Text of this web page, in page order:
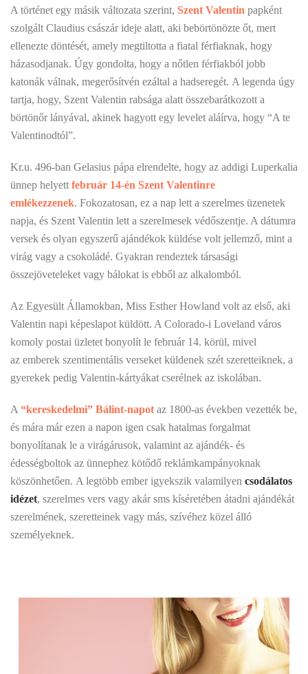
A történet egy másik változata szerint, Szent Valentin papként
szolgált Claudius császár ideje alatt, aki bebörtönözte őt, mert
ellenezte döntését, amely megtiltotta a fiatal férfiaknak, hogy
házasodjanak. Úgy gondolta, hogy a nőtlen férfiakból jobb
katonák válnak, megerősítvén ezáltal a hadseregét. A legenda úgy
tartja, hogy, Szent Valentin rabsága alatt összebarátkozott a
börtönőr lányával, akinek hagyott egy levelet aláírva, hogy “A te
Valentinodtól”.
Kr.u. 496-ban Gelasius pápa elrendelte, hogy az addigi Luperkalia
ünnep helyett február 14-én Szent Valentinre
emlékezzenek. Fokozatosan, ez a nap lett a szerelmes üzenetek
napja, és Szent Valentin lett a szerelmesek védőszentje. A dátumra
versek és olyan egyszerű ajándékok küldése volt jellemző, mint a
virág vagy a csokoládé. Gyakran rendeztek társasági
összejöveteleket vagy bálokat is ebből az alkalomból.
Az Egyesült Államokban, Miss Esther Howland volt az első, aki
Valentin napi képeslapot küldött. A Colorado-i Loveland város
komoly postai üzletet bonyolít le február 14. körül, mivel
az emberek szentimentális verseket küldenek szét szeretteiknek, a
gyerekek pedig Valentin-kártyákat cserélnek az iskolában.
A “kereskedelmi” Bálint-napot az 1800-as években vezették be,
és mára már ezen a napon igen csak hatalmas forgalmat
bonyolítanak le a virágárusok, valamint az ajándék- és
édességboltok az ünnephez kötődő reklámkampányoknak
köszönhetően. A legtöbb ember igyekszik valamilyen csodálatos
idézet, szerelmes vers vagy akár sms kíséretében átadni ajándékát
szerelmének, szeretteinek vagy más, szívéhez közel álló
személyeknek.